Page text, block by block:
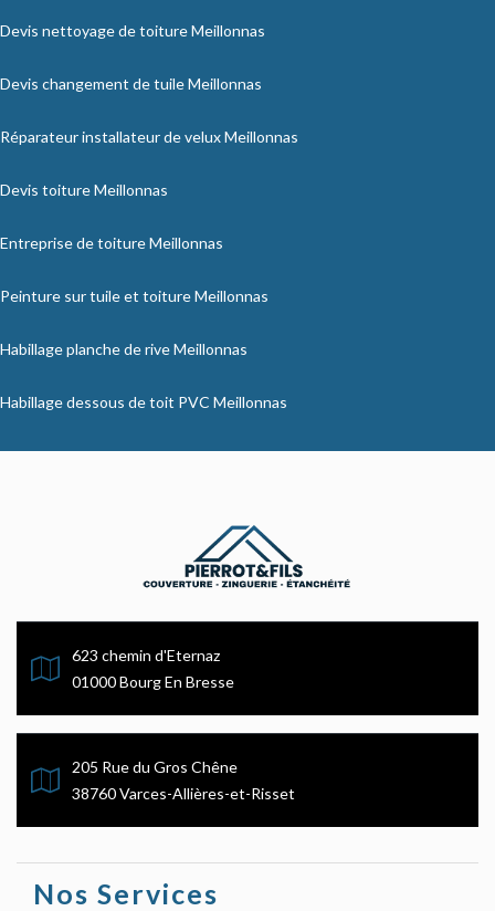
Devis nettoyage de toiture Meillonnas
Devis changement de tuile Meillonnas
Réparateur installateur de velux Meillonnas
Devis toiture Meillonnas
Entreprise de toiture Meillonnas
Peinture sur tuile et toiture Meillonnas
Habillage planche de rive Meillonnas
Habillage dessous de toit PVC Meillonnas
623 chemin d'Eternaz
01000 Bourg En Bresse
205 Rue du Gros Chêne
38760 Varces-Allières-et-Risset
Nos Services